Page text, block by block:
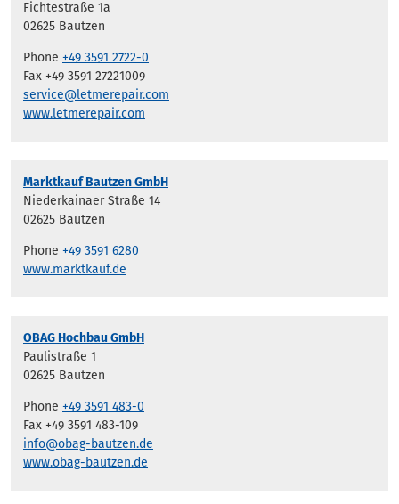
Fichtestraße 1a
02625 Bautzen
Phone +49 3591 2722-0
Fax +49 3591 27221009
service@letmerepair.com
www.letmerepair.com
Marktkauf Bautzen GmbH
Niederkainaer Straße 14
02625 Bautzen
Phone +49 3591 6280
www.marktkauf.de
OBAG Hochbau GmbH
Paulistraße 1
02625 Bautzen
Phone +49 3591 483-0
Fax +49 3591 483-109
info@obag-bautzen.de
www.obag-bautzen.de